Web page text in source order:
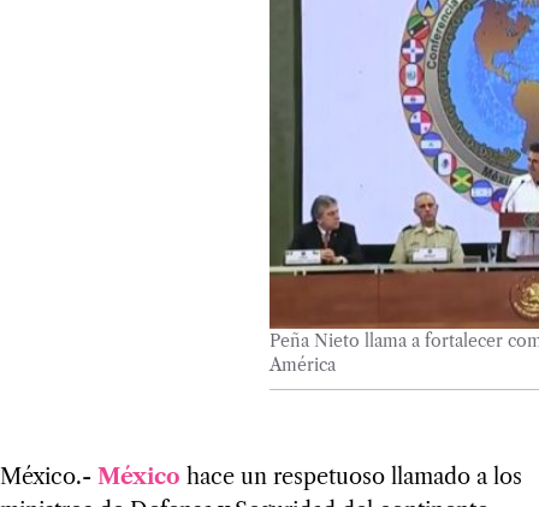
Peña Nieto llama a fortalecer
América
México.- México hace un respetuoso llamado a los